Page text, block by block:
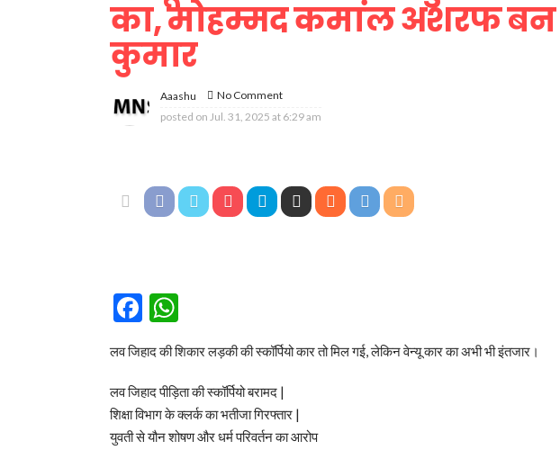
का, मोहम्मद कमाल अशरफ बन
कुमार
Aaashu
No Comment
posted on Jul. 31, 2025 at 6:29 am
Facebook
लव जिहाद की शिकार लड़की की स्कॉर्पियो कार तो मिल गई, लेकिन वेन्यू कार का अभी भी इंतजार।
लव जिहाद पीड़िता की स्कॉर्पियो बरामद |
शिक्षा विभाग के क्लर्क का भतीजा गिरफ्तार |
युवती से यौन शोषण और धर्म परिवर्तन का आरोप